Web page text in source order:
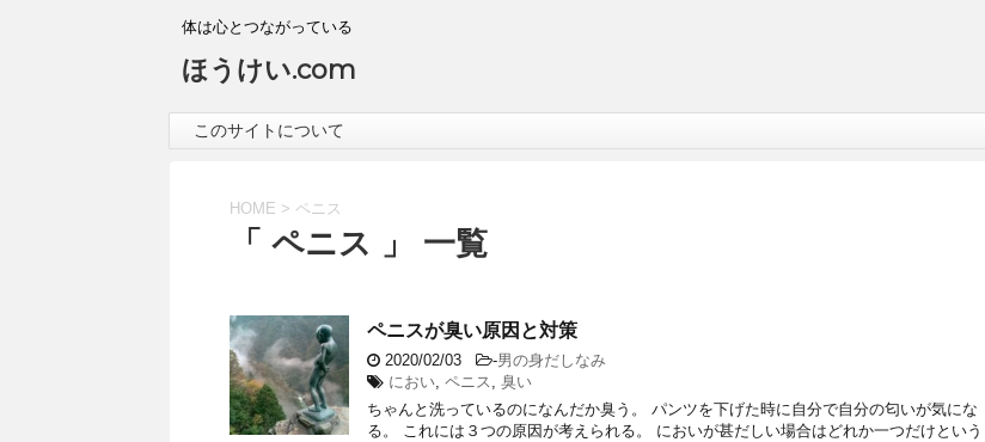
体は心とつながっている
ほうけい.com
このサイトについて
HOME > ペニス
「 ペニス 」 一覧
ペニスが臭い原因と対策
2020/02/03 -男の身だしなみ
におい, ペニス , 臭い
ちゃんと洗っているのになんだか臭う。 パンツを下げた時に自分で自分の匂いが気にな
る。 これには３つの原因が考えられる。 においが甚だしい場合はどれか一つだけという